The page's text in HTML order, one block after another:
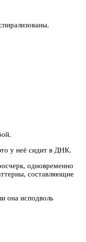
у неё сидит в ДНК.
одновременно
составляющие
она исподволь